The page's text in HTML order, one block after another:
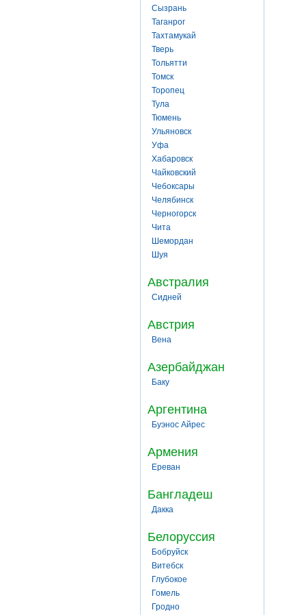
Сызрань
Таганрог
Тахтамукай
Тверь
Тольятти
Томск
Торопец
Тула
Тюмень
Ульяновск
Уфа
Хабаровск
Чайковский
Чебоксары
Челябинск
Черногорск
Чита
Шемордан
Шуя
Австралия
Сидней
Австрия
Вена
Азербайджан
Баку
Аргентина
Буэнос Айрес
Армения
Ереван
Бангладеш
Дакка
Белоруссия
Бобруйск
Витебск
Глубокое
Гомель
Гродно